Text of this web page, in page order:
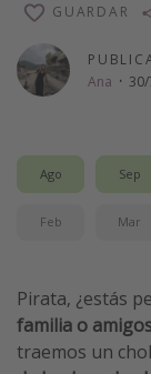
Viajar sola
Ofertas para
Viajes en familia
Viajes para
Escapadas
Trabajar en el
Cruceros por
Ana ·
GUARDAR
Ago Sep
Feb Mar
Pirata, ¿estás
familia o
traemos un